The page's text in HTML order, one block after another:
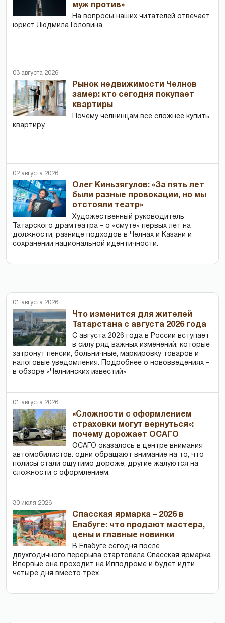
муж против»
На вопросы наших читателей отвечает
юрист Людмила Головина
03 августа 2026
Рынок недвижимости Челнов
замер: кто сегодня покупает
квартиры
Почему челнинцам все сложнее купить
квартиру
02 августа 2026
Олег Киньзягулов: «За пять лет
были разные провокации, но мы
отстояли театр»
Художественный руководитель
Татарского драмтеатра – о «смуте» первых лет на
должности, разнице подходов в Челнах и Казани и
сохранении национальной идентичности.
01 августа 2026
Что изменится для жителей
Татарстана с августа 2026 года
С августа 2026 года в России вступает
в силу ряд важных изменений, которые
затронут пенсии, больничные, маркировку товаров и
налоговые уведомления. Подробнее о нововведениях –
в обзоре «Челнинских известий»
01 августа 2026
«Сложности с оформлением
страховки могут вернуться»:
почему дорожает ОСАГО
ОСАГО оказалось в центре внимания
автомобилистов: одни обращают внимание на то, что
полисы стали ощутимо дороже, другие жалуются на
сложности с оформлением.
30 июля 2026
Спасская ярмарка – 2026 в
Елабуге: что продают мастера,
цены и главные новинки
В Елабуге сегодня после
двухгодичного перерыва стартовала Спасская ярмарка.
Впервые она проходит на Ипподроме и будет идти
четыре дня вместо трех.